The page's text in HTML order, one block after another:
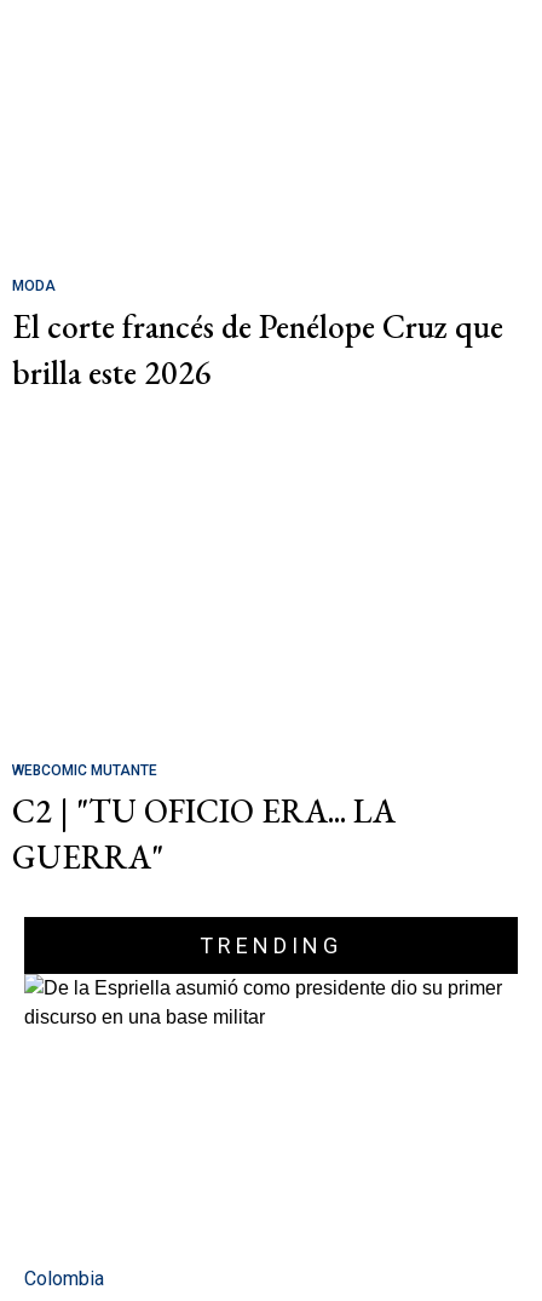
MODA
El corte francés de Penélope Cruz que
brilla este 2026
WEBCOMIC MUTANTE
C2 | "TU OFICIO ERA... LA
GUERRA"
TRENDING
Colombia